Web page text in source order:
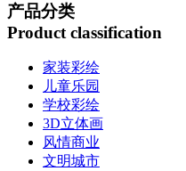
产品分类
Product classification
家装彩绘
儿童乐园
学校彩绘
3D立体画
风情商业
文明城市